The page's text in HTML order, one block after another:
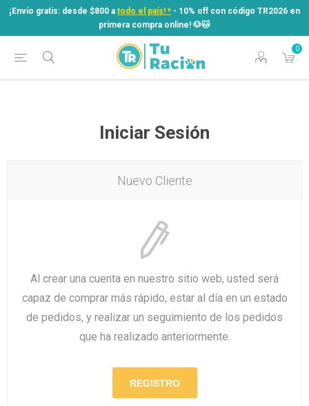
¡Envío gratis: desde $800 a todo el país! * - 10% off con código TR2026 en
primera compra online! ​🐶​🐱
0
¡Envío gratis: desde $800 atodo el país! *
- 10% off con código TR2026 en
primera compra online! ​🐶​🐱
Iniciar Sesión
Nuevo Cliente
Al crear una cuenta en nuestro sitio web, usted será
capaz de comprar más rápido, estar al día en un estado
de pedidos, y realizar un seguimiento de los pedidos
que ha realizado anteriormente.